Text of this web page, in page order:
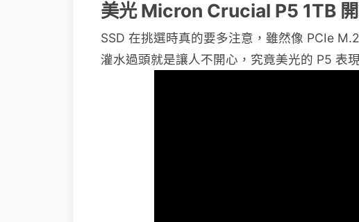
美光 Micron Crucial P5 1TB
SSD 在挑選時真的要多注意，雖然像 PCIe
灌水過頭就是讓人不開心，究竟美光的 P5 表